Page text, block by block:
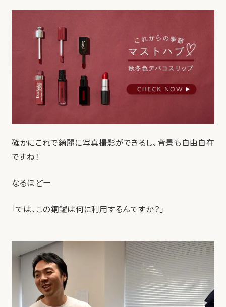
確かにこれで綺麗に写真撮影ができるし、背景も自由自在
ですね！
なるほどー
「では、この銅鑼は何に利用するんですか？」